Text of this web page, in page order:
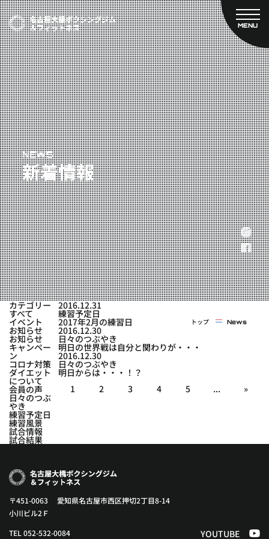
MENU
CLOSE
TOP
新着情報
ご予約
プライベートコース予約
レンタルスタジオ予約
名古屋大橋ボクシングジムについて
大橋弘政プロフィール
スタッフ紹介
料金案内
設備紹介
アクセス
営業時間
トレーナー募集
スポンサー募集
大会チケット購入
キャンペーン
実戦コース
料金システム
よくある質問
フィットネスコース
料金システム
ビフォーアフター
よくある質問
YOUTUBE BLOG
プライバシーポリシー
NEWS
新着情報
トップ News
カテゴリー
すべて
イベント
お知らせ
お知らせ
キャンペー
ン
コロナ対策
ダイエット
について
会員の声
日々のつぶ
やき
練習予定日
練習風景
試合情報
試合結果
2016.12.31
練習予定日
2017年2月の練習日
2016.12.30
日々のつぶやき
明日の世界戦は自分と関わりが・・・
2016.12.30
日々のつぶやき
明日からは・・・！？
1
2 3 4 5 ... »
〒451-0063 愛知県名古屋市西区押切2丁目8-14
小川ビル2Ｆ
TEL 052-532-0084
YOUTUBE